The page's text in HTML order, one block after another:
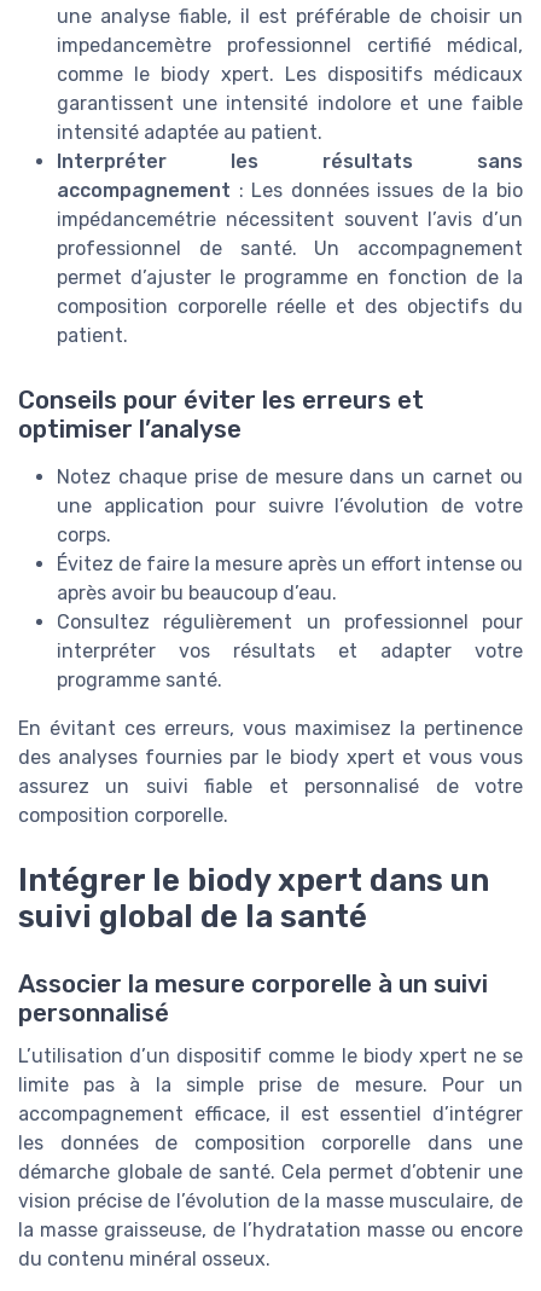
une analyse fiable, il est préférable de choisir un
impedancemètre professionnel certifié médical,
comme le biody xpert. Les dispositifs médicaux
garantissent une intensité indolore et une faible
intensité adaptée au patient.
Interpréter les résultats sans
accompagnement : Les données issues de la bio
impédancemétrie nécessitent souvent l’avis d’un
professionnel de santé. Un accompagnement
permet d’ajuster le programme en fonction de la
composition corporelle réelle et des objectifs du
patient.
Conseils pour éviter les erreurs et
optimiser l’analyse
Notez chaque prise de mesure dans un carnet ou
une application pour suivre l’évolution de votre
corps.
Évitez de faire la mesure après un effort intense ou
après avoir bu beaucoup d’eau.
Consultez régulièrement un professionnel pour
interpréter vos résultats et adapter votre
programme santé.
En évitant ces erreurs, vous maximisez la pertinence
des analyses fournies par le biody xpert et vous vous
assurez un suivi fiable et personnalisé de votre
composition corporelle.
Intégrer le biody xpert dans un
suivi global de la santé
Associer la mesure corporelle à un suivi
personnalisé
L’utilisation d’un dispositif comme le biody xpert ne se
limite pas à la simple prise de mesure. Pour un
accompagnement efficace, il est essentiel d’intégrer
les données de composition corporelle dans une
démarche globale de santé. Cela permet d’obtenir une
vision précise de l’évolution de la masse musculaire, de
la masse graisseuse, de l’hydratation masse ou encore
du contenu minéral osseux.